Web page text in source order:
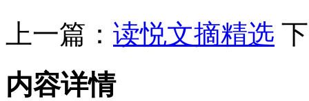
上一篇： 读悦文摘精选
内容详情